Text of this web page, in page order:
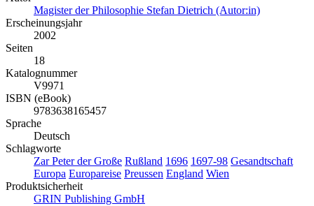
Magister der Philosophie Stefan Dietrich (Autor:in)
Erscheinungsjahr
2002
Seiten
18
Katalognummer
V9971
ISBN (eBook)
9783638165457
Sprache
Deutsch
Schlagworte
Zar Peter der Große Rußland 1696 1697-98 Gesandtschaft
Europa Europareise Preussen England Wien
Produktsicherheit
GRIN Publishing GmbH